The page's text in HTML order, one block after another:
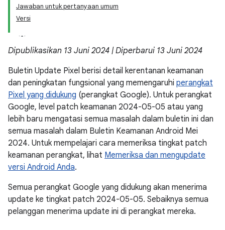
Jawaban untuk pertanyaan umum
Versi
Dipublikasikan 13 Juni 2024 | Diperbarui 13 Juni 2024
Buletin Update Pixel berisi detail kerentanan keamanan
dan peningkatan fungsional yang memengaruhi perangkat
Pixel yang didukung (perangkat Google). Untuk perangkat
Google, level patch keamanan 2024-05-05 atau yang
lebih baru mengatasi semua masalah dalam buletin ini dan
semua masalah dalam Buletin Keamanan Android Mei
2024. Untuk mempelajari cara memeriksa tingkat patch
keamanan perangkat, lihat Memeriksa dan mengupdate
versi Android Anda.
Semua perangkat Google yang didukung akan menerima
update ke tingkat patch 2024-05-05. Sebaiknya semua
pelanggan menerima update ini di perangkat mereka.